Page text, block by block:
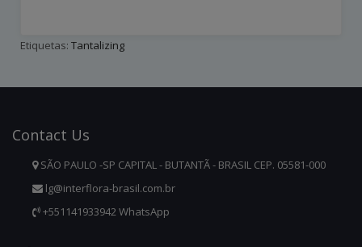
Etiquetas: Tantalizing
Contact Us
SÃO PAULO -SP CAPITAL - BUTANTÃ - BRASIL CEP. 05581-000
lg@interflora-brasil.com.br
+551141933942 WhatsApp